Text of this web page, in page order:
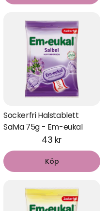
Sockerfri Halstablett
Salvia 75g - Em-eukal
43 kr
Köp